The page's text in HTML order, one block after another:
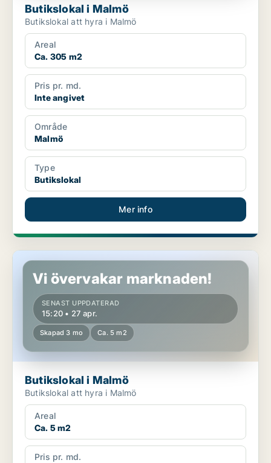
Butikslokal i Malmö
Butikslokal att hyra i Malmö
Areal
Ca. 305 m2
Pris pr. md.
Inte angivet
Område
Malmö
Type
Butikslokal
Mer info
Butikslokal i Malmö
Vi övervakar marknaden!
SENAST UPPDATERAD
15:20 • 27 apr.
Skapad 3 mo Ca. 5 m2
Butikslokal i Malmö
Butikslokal att hyra i Malmö
Areal
Ca. 5 m2
Pris pr. md.